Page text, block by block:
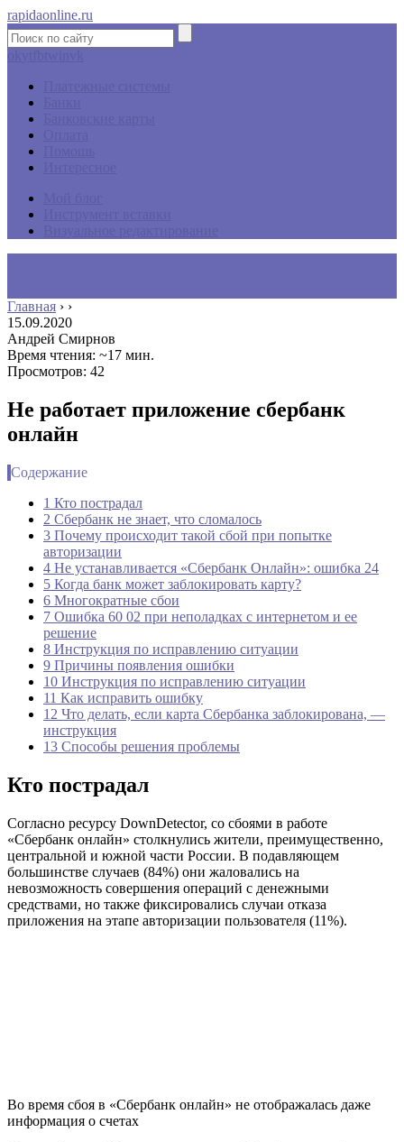
rapidaonline.ru
Главная › ›
15.09.2020
Андрей Смирнов
Время чтения: ~17 мин.
Просмотров: 42
Не работает приложение сбербанк
онлайн
Содержание
1 Кто пострадал
2 Сбербанк не знает, что сломалось
3 Почему происходит такой сбой при попытке
авторизации
4 Не устанавливается «Сбербанк Онлайн»: ошибка 24
5 Когда банк может заблокировать карту?
6 Многократные сбои
7 Ошибка 60 02 при неполадках с интернетом и ее
решение
8 Инструкция по исправлению ситуации
9 Причины появления ошибки
10 Инструкция по исправлению ситуации
11 Как исправить ошибку
12 Что делать, если карта Сбербанка заблокирована, —
инструкция
13 Способы решения проблемы
Кто пострадал
Согласно ресурсу DownDetector, со сбоями в работе
«Сбербанк онлайн» столкнулись жители, преимущественно,
центральной и южной части России. В подавляющем
большинстве случаев (84%) они жаловались на
невозможность совершения операций с денежными
средствами, но также фиксировались случаи отказа
приложения на этапе авторизации пользователя (11%).
Во время сбоя в «Сбербанк онлайн» не отображалась даже
информация о счетах